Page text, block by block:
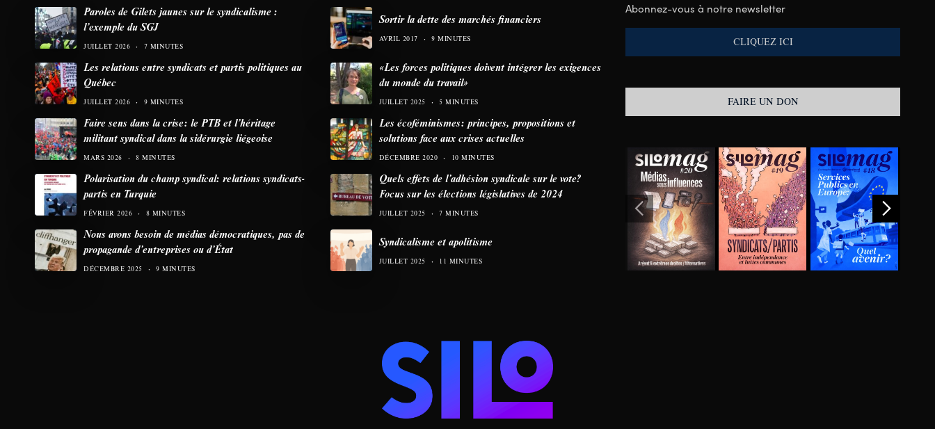
Paroles de Gilets jaunes sur le syndicalisme :
l’exemple du SGJ
JUILLET 2026 7 MINUTES
Les relations entre syndicats et partis politiques au
Québec
JUILLET 2026 9 MINUTES
Faire sens dans la crise: le PTB et l’héritage
militant syndical dans la sidérurgie liégeoise
MARS 2026 8 MINUTES
Polarisation du champ syndical: relations syndicats-
partis en Turquie
FÉVRIER 2026 8 MINUTES
Nous avons besoin de médias démocratiques, pas de
propagande d’entreprises ou d’État
DÉCEMBRE 2025 9 MINUTES
Sortir la dette des marchés financiers
AVRIL 2017 9 MINUTES
«Les forces politiques doivent intégrer les exigences
du monde du travail»
JUILLET 2025 5 MINUTES
Les écoféminismes: principes, propositions et
solutions face aux crises actuelles
DÉCEMBRE 2020 10 MINUTES
Quels effets de l’adhésion syndicale sur le vote?
Focus sur les élections législatives de 2024
JUILLET 2025 7 MINUTES
Syndicalisme et apolitisme
JUILLET 2025 11 MINUTES
Abonnez-vous à notre newsletter
CLIQUEZ ICI
FAIRE UN DON